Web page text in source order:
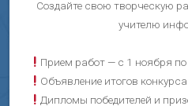
Создайте свою творческую
учителю
Прием работ — с 1 ноября по
Объявление итогов
Дипломы победителей и